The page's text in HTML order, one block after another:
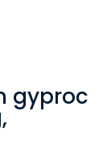
gyproc